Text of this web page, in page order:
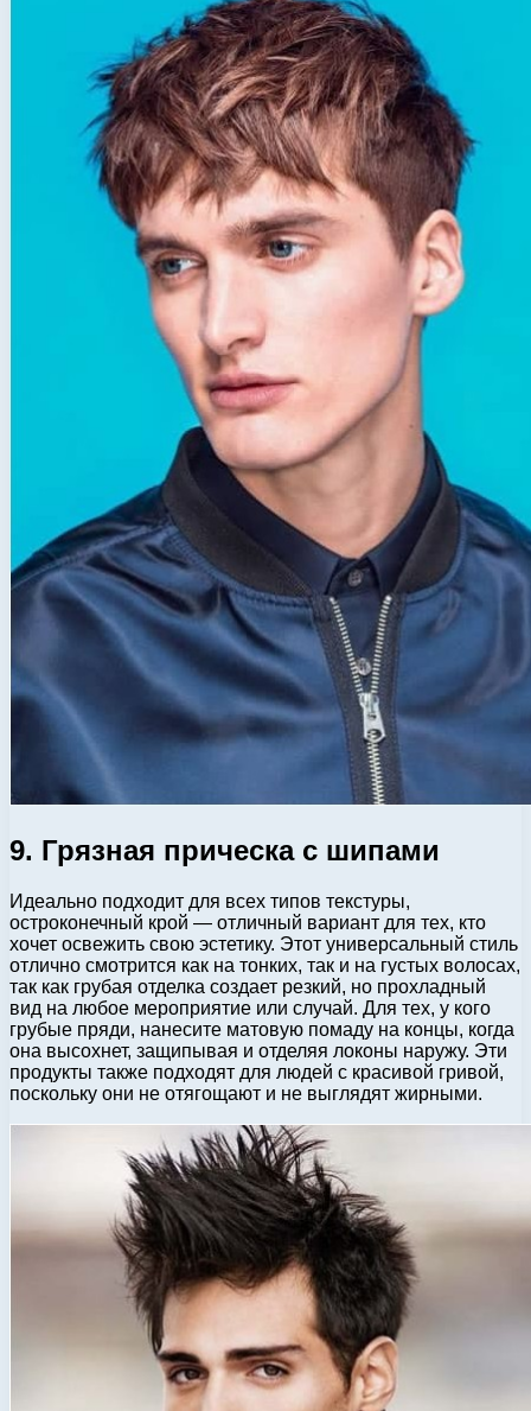
9. Грязная прическа с шипами
Идеально подходит для всех типов текстуры,
остроконечный крой — отличный вариант для тех, кто
хочет освежить свою эстетику. Этот универсальный стиль
отлично смотрится как на тонких, так и на густых волосах,
так как грубая отделка создает резкий, но прохладный
вид на любое мероприятие или случай. Для тех, у кого
грубые пряди, нанесите матовую помаду на концы, когда
она высохнет, защипывая и отделяя локоны наружу. Эти
продукты также подходят для людей с красивой гривой,
поскольку они не отягощают и не выглядят жирными.